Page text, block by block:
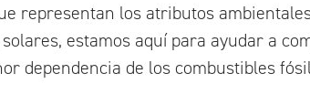
representan los atributos
estamos aquí para ayudar a
dependencia de los combustibles